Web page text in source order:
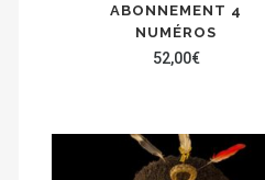
ABONNEMENT 4
NUMÉROS
52,00€